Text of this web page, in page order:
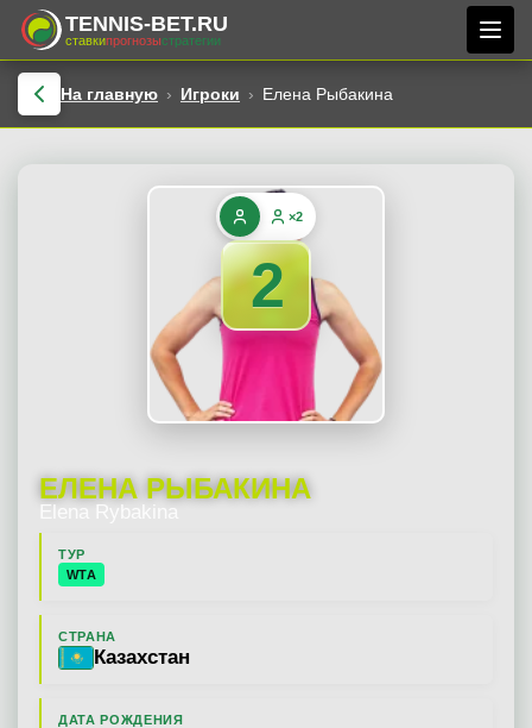
TENNIS-BET.RU
ставкипрогнозыстратегии
На главную Игроки Елена Рыбакина
ЕЛЕНА РЫБАКИНА
Elena Rybakina
ТУР
WTA
СТРАНА
Казахстан
ДАТА РОЖДЕНИЯ
×2
2